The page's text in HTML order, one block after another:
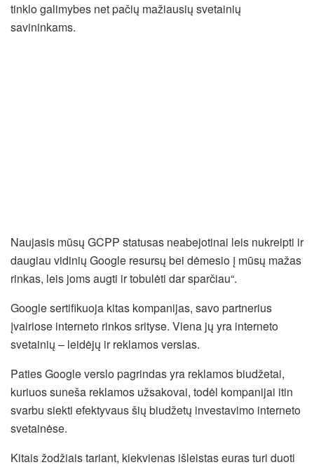
tinklo galimybes net pačių mažiausių svetainių
savininkams.
Naujasis mūsų GCPP statusas neabejotinai leis nukreipti ir
daugiau vidinių Google resursų bei dėmesio į mūsų mažas
rinkas, leis joms augti ir tobulėti dar sparčiau“.
Google sertifikuoja kitas kompanijas, savo partnerius
įvairiose interneto rinkos srityse. Viena jų yra interneto
svetainių – leidėjų ir reklamos verslas.
Paties Google verslo pagrindas yra reklamos biudžetai,
kuriuos suneša reklamos užsakovai, todėl kompanijai itin
svarbu siekti efektyvaus šių biudžetų investavimo interneto
svetainėse.
Kitais žodžiais tariant, kiekvienas išleistas euras turi duoti